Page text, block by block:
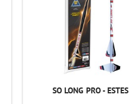
SO LONG PRO - ESTES